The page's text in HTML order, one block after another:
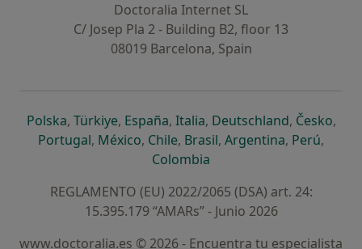
Doctoralia Internet SL
C/ Josep Pla 2 - Building B2, floor 13
08019 Barcelona, Spain
Polskase abre en una nueva pestaña
, Türkiyese abre en una nueva pestaña
, Españase abre en una nueva pestaña
, Italiase abre en una nueva
, Deutschlandse abre en
, Českose
,
Portugalse abre en una nueva pestaña
, Méxicose abre en una nueva pestaña
, Chilese abre en una nueva pestaña
, Brasilse abre en una nueva
, Argentinase abre en
, Perúse
,
Colombia
REGLAMENTO (EU) 2022/2065 (DSA) art. 24:
15.395.179 “AMARs” - Junio 2026
www.doctoralia.es © 2026 - Encuentra tu especialista